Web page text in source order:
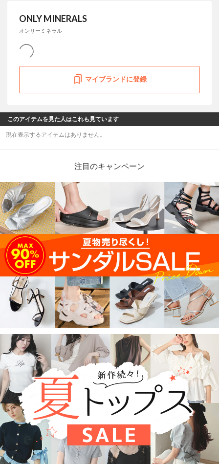
ONLY MINERALS
オンリーミネラル
マイブランドに登録
このアイテムを見た人はこれも見ています
現在表示するアイテムはありません。
注目のキャンペーン